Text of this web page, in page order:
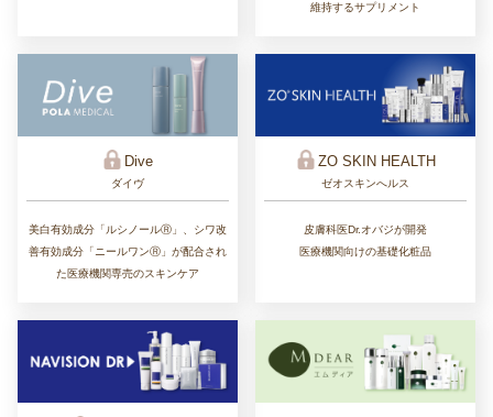
維持するサプリメント
Dive
ダイヴ
美白有効成分「ルシノールⓇ」、シワ改
善有効成分「ニールワンⓇ」が配合され
た医療機関専売のスキンケア
ZO SKIN HEALTH
ゼオスキンへルス
皮膚科医Dr.オバジが開発
医療機関向けの基礎化粧品